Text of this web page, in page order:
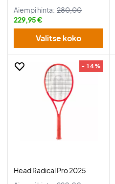
Aiempi hinta: 280,00
229,95 €
Valitse koko
- 14%
Head Radical Pro 2025